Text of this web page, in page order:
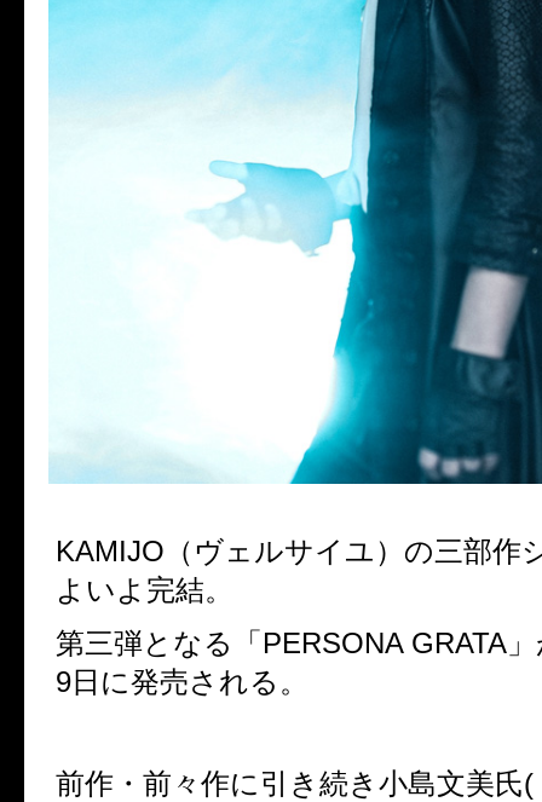
KAMIJO（ヴェルサイユ）の三部作
よいよ完結。
第三弾となる「PERSONA GRATA
9日に発売される。
前作・前々作に引き続き小島文美氏